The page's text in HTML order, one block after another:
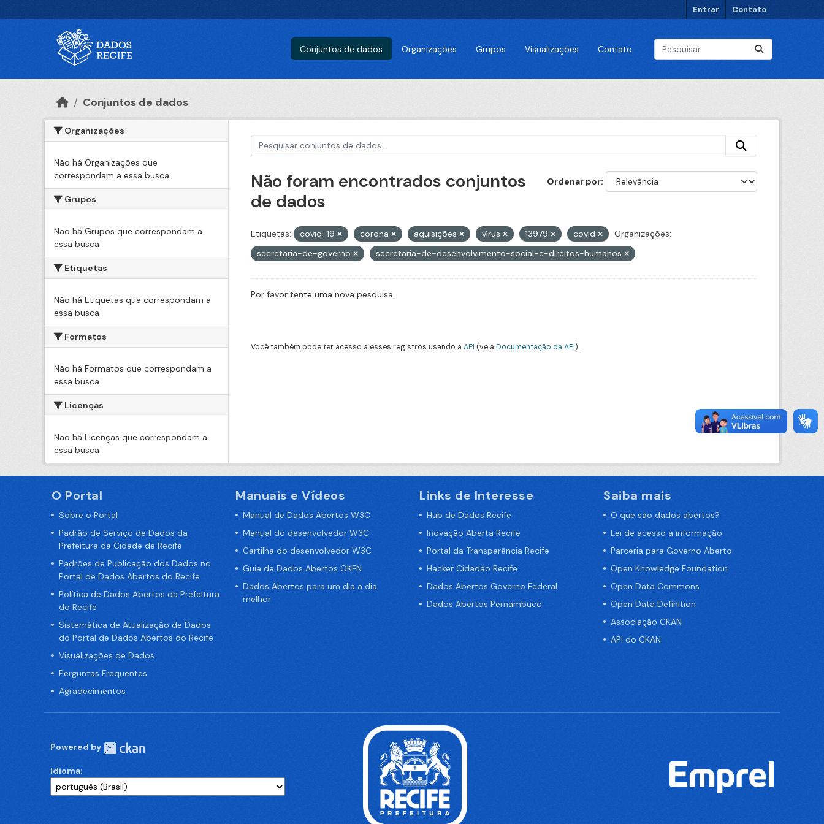
Entrar Contato
Conjuntos de dados Organizações Grupos Visualizações Contato
Conjuntos de dados
Organizações
Não há Organizações que
correspondam a essa busca
Grupos
Não há Grupos que correspondam a
essa busca
Etiquetas
Não há Etiquetas que correspondam a
essa busca
Formatos
Não há Formatos que correspondam a
essa busca
Licenças
Não há Licenças que correspondam a
essa busca
Ordenar por
Não foram encontrados conjuntos
de dados
Etiquetas: covid-19 corona aquisições vírus 13979 covid
Organizações:
secretaria-de-governo
secretaria-de-desenvolvimento-social-e-direitos-humanos
Por favor tente uma nova pesquisa.
Você também pode ter acesso a esses registros usando a API (veja Documentação da API).
O Portal
Sobre o Portal
Padrão de Serviço de Dados da
Prefeitura da Cidade de Recife
Padrões de Publicação dos Dados no
Portal de Dados Abertos do Recife
Política de Dados Abertos da Prefeitura
do Recife
Sistemática de Atualização de Dados
do Portal de Dados Abertos do Recife
Visualizações de Dados
Perguntas Frequentes
Agradecimentos
Manuais e Vídeos
Manual de Dados Abertos W3C
Manual do desenvolvedor W3C
Cartilha do desenvolvedor W3C
Guia de Dados Abertos OKFN
Dados Abertos para um dia a dia
melhor
Links de Interesse
Hub de Dados Recife
Inovação Aberta Recife
Portal da Transparência Recife
Hacker Cidadão Recife
Dados Abertos Governo Federal
Dados Abertos Pernambuco
Saiba mais
O que são dados abertos?
Lei de acesso a informação
Parceria para Governo Aberto
Open Knowledge Foundation
Open Data Commons
Open Data Definition
Associação CKAN
API do CKAN
Powered by
Idioma